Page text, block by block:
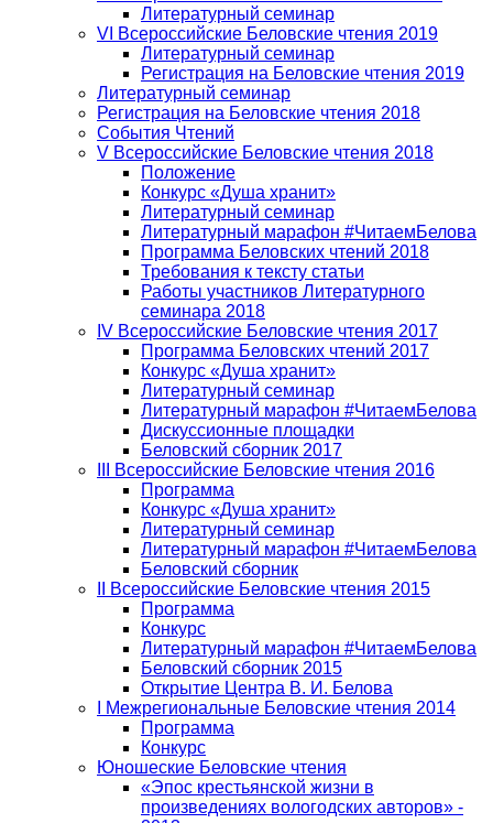
Литературный семинар
VI Всероссийские Беловские чтения 2019
Литературный семинар
Регистрация на Беловские чтения 2019
Литературный семинар
Регистрация на Беловские чтения 2018
События Чтений
V Всероссийские Беловские чтения 2018
Положение
Конкурс «Душа хранит»
Литературный семинар
Литературный марафон #ЧитаемБелова
Программа Беловских чтений 2018
Требования к тексту статьи
Работы участников Литературного
семинара 2018
IV Всероссийские Беловские чтения 2017
Программа Беловских чтений 2017
Конкурс «Душа хранит»
Литературный семинар
Литературный марафон #ЧитаемБелова
Дискуссионные площадки
Беловский сборник 2017
III Всероссийские Беловские чтения 2016
Программа
Конкурс «Душа хранит»
Литературный семинар
Литературный марафон #ЧитаемБелова
Беловский сборник
II Всероссийские Беловские чтения 2015
Программа
Конкурс
Литературный марафон #ЧитаемБелова
Беловский сборник 2015
Открытие Центра В. И. Белова
I Межрегиональные Беловские чтения 2014
Программа
Конкурс
Юношеские Беловские чтения
«Эпос крестьянской жизни в
произведениях вологодских авторов» -